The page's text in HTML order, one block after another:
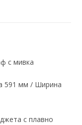
с мивка
591 мм / Ширина
с плавно